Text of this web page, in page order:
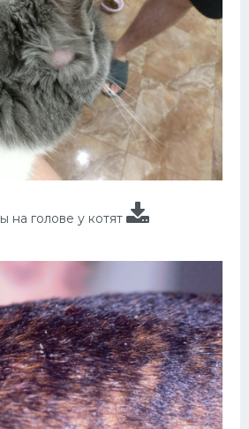
на голове у котят